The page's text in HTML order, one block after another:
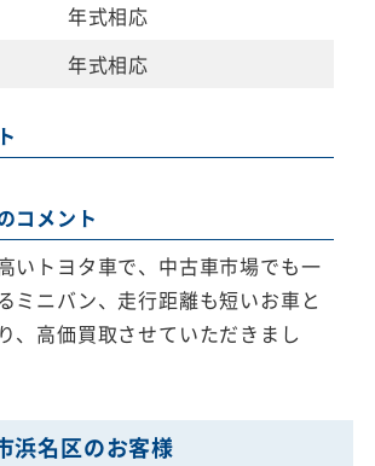
年式相応
年式相応
コメント
いトヨタ車で、中古車市場でも一
ミニバン、走行距離も短いお車と
、高価買取させていただきまし
浜名区のお客様